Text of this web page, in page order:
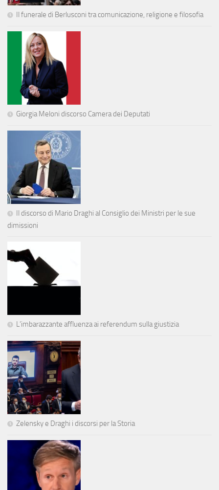
Il funerale di Berlusconi tra comunicazione, religione e filosofia
Giorgia Meloni discorso Camera dei Deputati
Il discorso di Mario Draghi al Consiglio dei Ministri per le sue
dimissioni
L’imbarazzante affluenza ai referendum sulla giustizia
Zelensky e Draghi i discorsi per la Storia